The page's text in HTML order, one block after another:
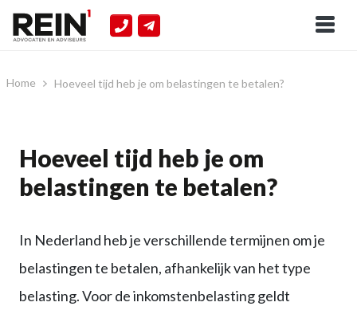
Home Hoeveel tijd heb je om belastingen te betalen?
Hoeveel tijd heb je om
belastingen te betalen?
In Nederland heb je verschillende termijnen om je
belastingen te betalen, afhankelijk van het type
belasting. Voor de inkomstenbelasting geldt